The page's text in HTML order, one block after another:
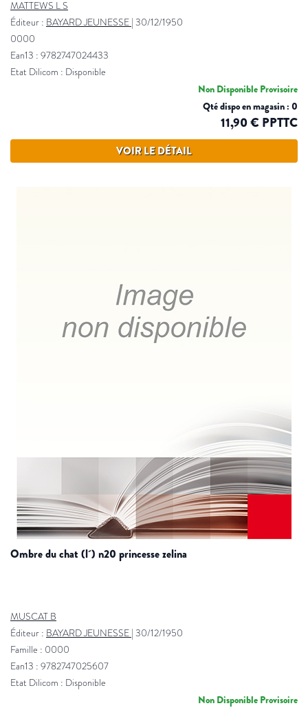
MATTEWS L S
Éditeur : BAYARD JEUNESSE 30/12/1950
0000
Ean13 : 9782747024433
Etat Dilicom : Disponible
Non Disponible Provisoire
Qté dispo en magasin : 0
11,90 € PPTTC
VOIR LE DÉTAIL
ombre du chat (l´) n20 princesse zelina
MUSCAT B
Éditeur : BAYARD JEUNESSE 30/12/1950
Famille : 0000
Ean13 : 9782747025607
Etat Dilicom : Disponible
Non Disponible Provisoire